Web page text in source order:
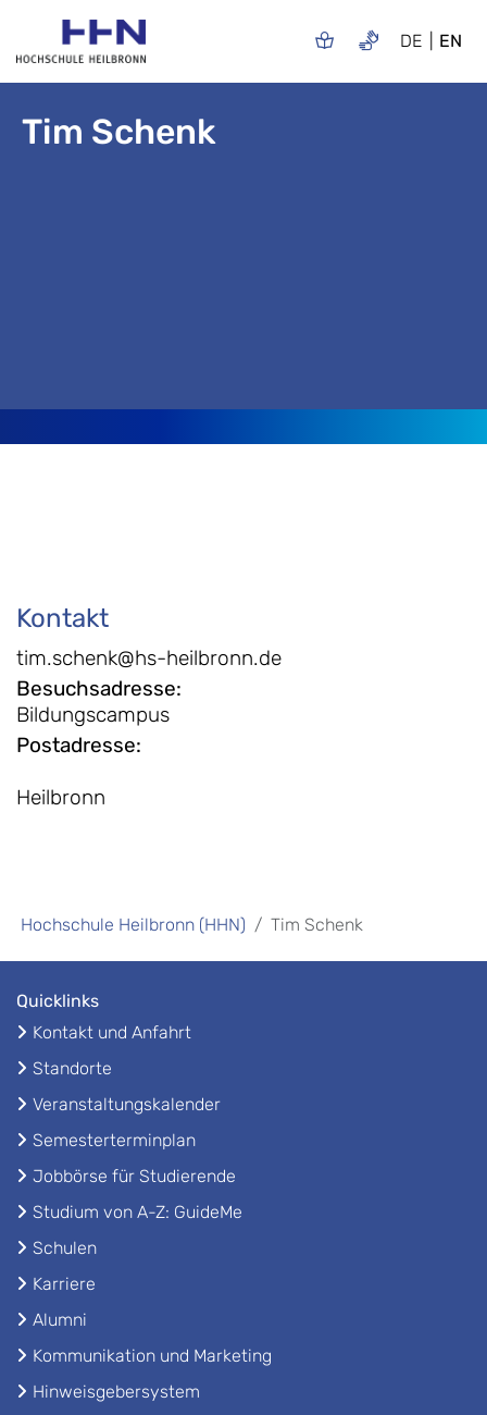
DE EN
Tim Schenk
Kontakt
tim.schenk@hs-heilbronn.de
Besuchsadresse:
Bildungscampus
Postadresse:
Heilbronn
Hochschule Heilbronn (HHN) Tim Schenk
Quicklinks
Kontakt und Anfahrt
Standorte
Veranstaltungskalender
Semesterterminplan
Jobbörse für Studierende
Studium von A-Z: GuideMe
Schulen
Karriere
Alumni
Kommunikation und Marketing
Hinweisgebersystem